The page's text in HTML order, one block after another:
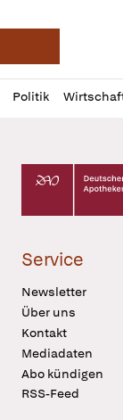
Deutsche
Politik
Profil
öffnen
Daz
Pur
Deutscher
Service
Newsletter
Über uns
Kontakt
Mediadaten
Abo kündigen
RSS-Feed